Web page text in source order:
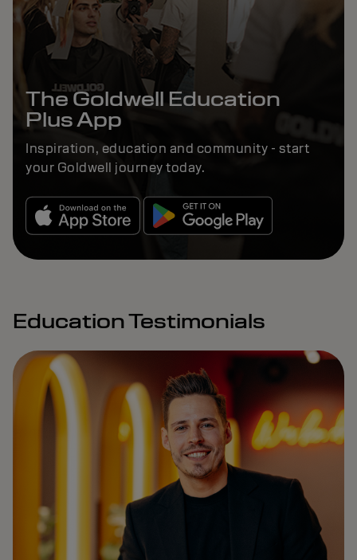
The Goldwell Education
Plus App
Inspiration, education and community - start
your Goldwell journey today.
Education Testimonials